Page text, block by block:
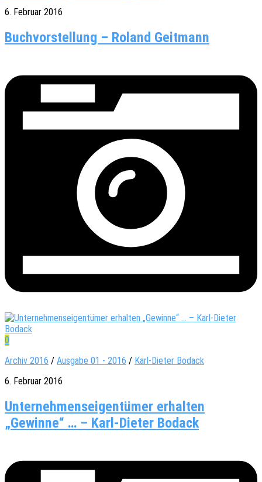
6. Februar 2016
Buch­vor­stel­lung – Roland Geitmann
0
Archiv 2016 / Ausgabe 01 - 2016 / Karl-Dieter Bodack
6. Februar 2016
Unter­neh­mens­ei­gen­tü­mer erhal­ten
„Gewinne“ … – Karl-Dieter Bodack